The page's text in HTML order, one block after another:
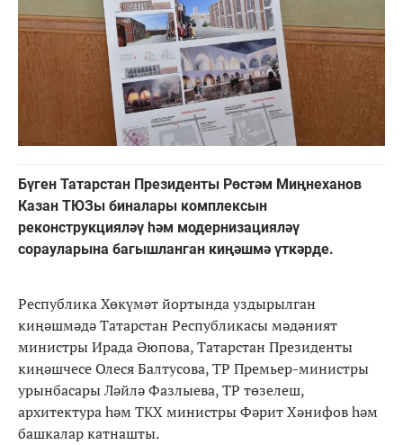
Бүген Татарстан Президенты Рөстәм Миңнеханов
Казан ТЮЗы биналары комплексын
реконструкцияләү һәм модернизацияләү
сорауларына багышланган киңәшмә үткәрде.
Республика Хөкүмәт йортында уздырылган
киңәшмәдә Татарстан Республикасы мәдәният
министры Ирада Әюпова, Татарстан Президенты
киңәшчесе Олеся Балтусова, ТР Премьер-министры
урынбасары Ләйлә Фазлыева, ТР төзелеш,
архитектура һәм ТКХ министры Фәрит Хәнифов һәм
башкалар катнашты.